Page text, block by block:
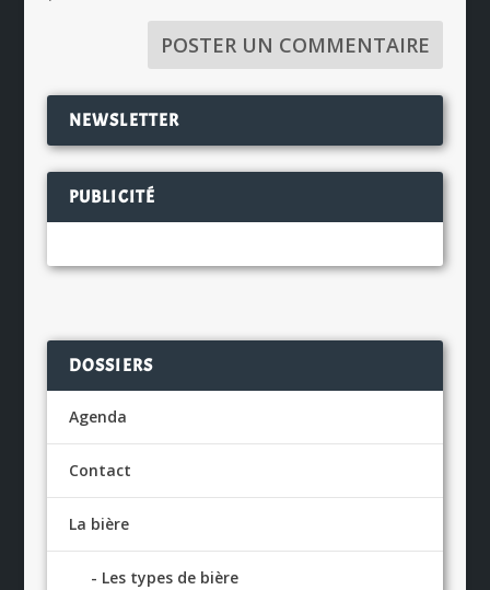
NEWSLETTER
PUBLICITÉ
DOSSIERS
Agenda
Contact
La bière
Les types de bière